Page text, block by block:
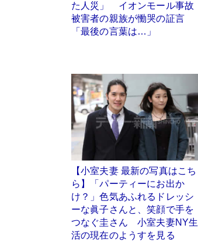
た人災」 イオンモール事故
被害者の親族が慟哭の証言
「最後の言葉は…」
【小室夫妻 最新の写真はこち
ら】「パーティーにお出か
け？」色気あふれるドレッシ
ーな眞子さんと、笑顔で手を
つなぐ圭さん 小室夫妻NY生
活の現在のようすを見る